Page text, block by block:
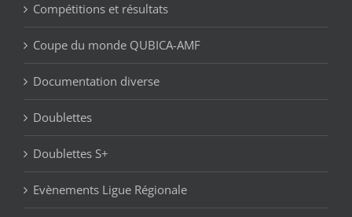
Compétitions et résultats
Coupe du monde QUBICA-AMF
Documentation diverse
Doublettes
Doublettes S+
Evènements Ligue Régionale